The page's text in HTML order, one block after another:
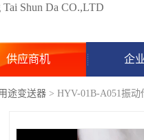
Shun Da CO.,LTD
供应商机 企
途变送器 > HYV-01B-A051振